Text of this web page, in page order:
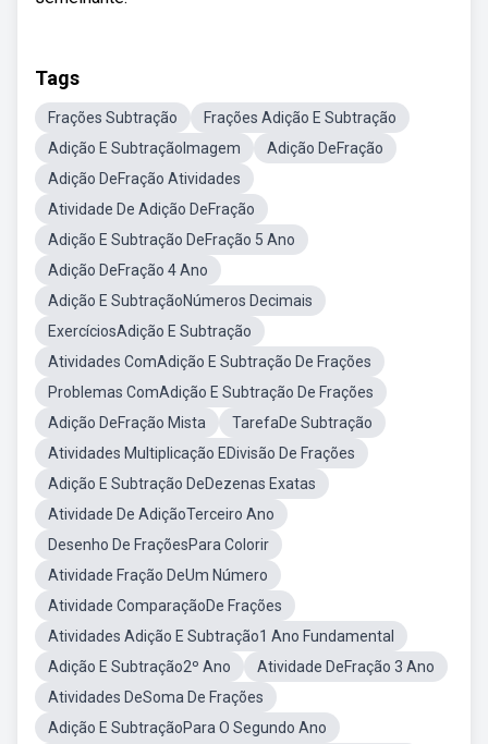
Tags
Frações Subtração
Frações Adição E Subtração
Adição E SubtraçãoImagem
Adição DeFração
Adição DeFração Atividades
Atividade De Adição DeFração
Adição E Subtração DeFração 5 Ano
Adição DeFração 4 Ano
Adição E SubtraçãoNúmeros Decimais
ExercíciosAdição E Subtração
Atividades ComAdição E Subtração De Frações
Problemas ComAdição E Subtração De Frações
Adição DeFração Mista
TarefaDe Subtração
Atividades Multiplicação EDivisão De Frações
Adição E Subtração DeDezenas Exatas
Atividade De AdiçãoTerceiro Ano
Desenho De FraçõesPara Colorir
Atividade Fração DeUm Número
Atividade ComparaçãoDe Frações
Atividades Adição E Subtração1 Ano Fundamental
Adição E Subtração2º Ano
Atividade DeFração 3 Ano
Atividades DeSoma De Frações
Adição E SubtraçãoPara O Segundo Ano